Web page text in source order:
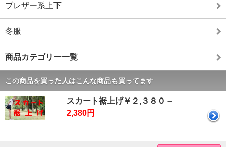
ブレザー系上下
冬服
商品カテゴリー一覧
この商品を買った人はこんな商品も買ってます
スカート裾上げ￥２,３８０－
2,380円